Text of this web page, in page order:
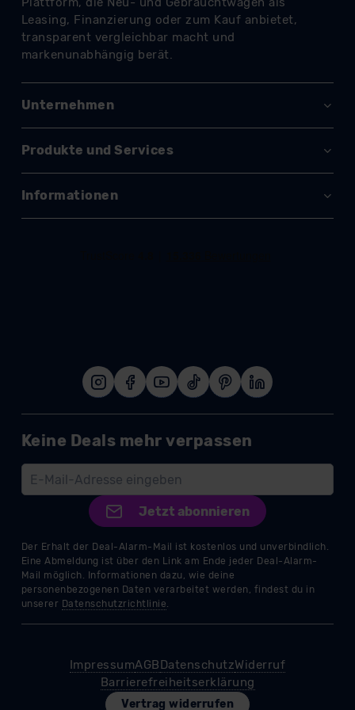
datenschutz@meinauto.de anfordern.
Datenschutzerklärung|Impressum